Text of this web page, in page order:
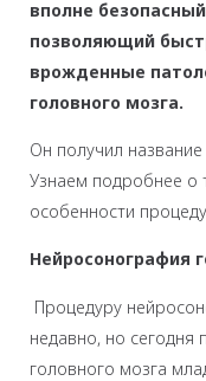
вполне
позволяющий
врожденные
головного мозга.
Он получил
Узнаем подробнее о
особенности
Нейросонография
Процедуру
недавно, но сегодня
головного мозга